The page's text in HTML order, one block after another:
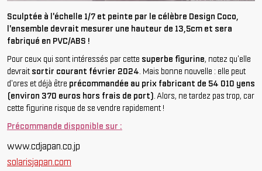
Sculptée à l'échelle 1/7 et peinte par le célèbre Design Coco,
l'ensemble devrait mesurer une hauteur de 13,5cm et sera
fabriqué en PVC/ABS !
Pour ceux qui sont intéressés par cette superbe figurine, notez qu'elle
devrait sortir courant février 2024. Mais bonne nouvelle : elle peut
d'ores et déjà être précommandée au prix fabricant de 54 010 yens
(environ 370 euros hors frais de port). Alors, ne tardez pas trop, car
cette figurine risque de se vendre rapidement !
Précommande disponible sur :
www.cdjapan.co.jp
solarisjapan.com